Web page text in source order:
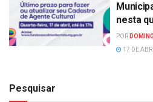
nesta
POR
17 DE
Pesquisar